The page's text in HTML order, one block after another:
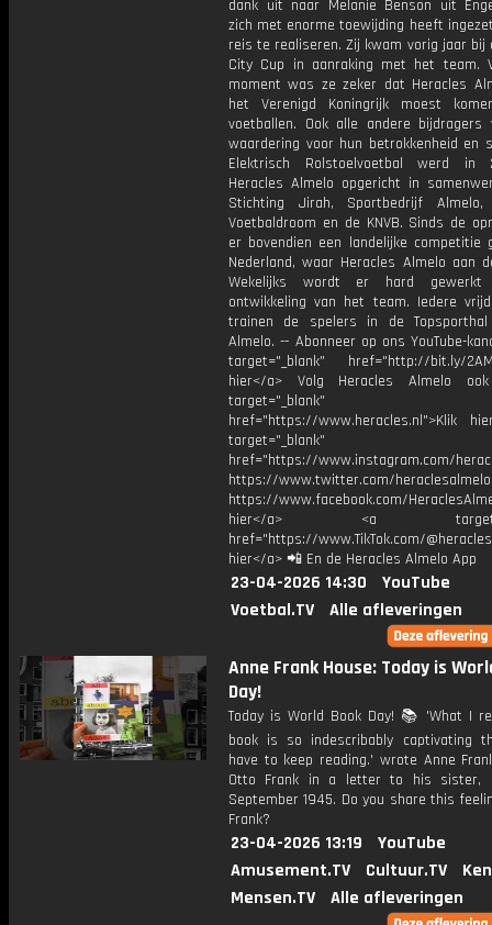
dank uit naar Melanie Benson uit
zich met enorme toewijding heeft
reis te realiseren. Zij kwam vorig jaar bij
City Cup in aanraking met het team.
moment was ze zeker dat Heracles
het Verenigd Koningrijk moest
voetballen. Ook alle andere bijdragers
waardering voor hun betrokkenheid en
Elektrisch Rolstoelvoetbal werd in
Heracles Almelo opgericht in
Stichting Jirah, Sportbedrijf Almelo,
Voetbaldroom en de KNVB. Sinds de
er bovendien een landelijke competitie
Nederland, waar Heracles Almelo aan
Wekelijks wordt er hard
ontwikkeling van het team. Iedere
trainen de spelers in de
Almelo. -- Abonneer op ons YouTube-
target="_blank" href="http://bit.ly/
hier</a> Volg Heracles Almelo
target="_blank"
href="https://www.heracles.nl">Klik
target="_blank"
href="https://www.instagram.com/
https://www.twitter.com/heraclesalmelo
https://www.facebook.com/
hier</a> <a
href="https://www.TikTok.com/
hier</a> 📲 En de Heracles Almelo App
23-04-2026 14:30
YouTube
Voetbal.TV
Alle afleveringen
Anne Frank House: Today is
Day!
Today is World Book Day! 📚 'What I
book is so indescribably captivating
have to keep reading.' wrote Anne
Otto Frank in a letter to his sister,
September 1945. Do you share this
Frank?
23-04-2026 13:19
YouTube
Amusement.TV
Cultuur.TV
Mensen.TV
Alle afleveringen